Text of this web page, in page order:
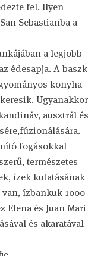
fel. Ilyen
Sebastianba a
a legjobb
édesapja. A baszk
konyha
Ugyanakkor
ausztrál és
fogásokkal
természetes
ízek kutatásának
ízbankuk 1000
Elena és Juan Mari
és akaratával